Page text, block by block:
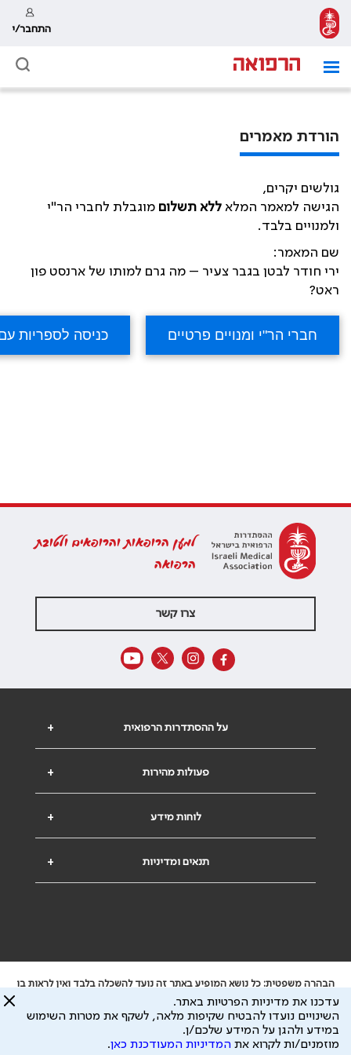
התחבר/י
הורדת מאמרים
גולשים יקרים,
הגישה למאמר המלא ללא תשלום מוגבלת לחברי הר"י
ולמנויים בלבד.
שם המאמר:
ירי חודר לבטן בגבר צעיר – מה גרם למותו של ארנסט פון
ראט?
למען הרופאות והרופאים ולטובת
הרפואה
צרו קשר
+ על ההסתדרות הרפואית
+ פעולות מהירות
+ לוחות מידע
+ תנאים ומדיניות
הבהרה משפטית: כל נושא המופיע באתר זה נועד להשכלה בלבד ואין לראות בו
ייעוץ רפואי או משפטי. אין הר"י אחראית לתוכן המתפרסם באתר זה ולכל נזק
שעלול להיגרם.
ידוע לי שהר"י אוספת ושומרת מידע אישי לצורך מתן השרות וכי חלק ממנו עשוי
להיות מועבר לצדדים שלישיים, הכל בכפוף למדיניות הפרטיות
עדכנו את מדיניות הפרטיות באתר.
השינויים נועדו להבטיח שקיפות מלאה, לשקף את מטרות השימוש
במידע ולהגן על המידע שלכם/ן.
מוזמנים/ות לקרוא את המדיניות המעודכנת כאן.